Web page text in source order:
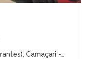
Camaçari -